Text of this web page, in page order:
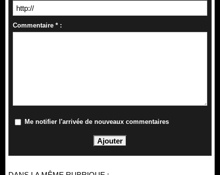
Commentaire * :
Me notifier l'arrivée de nouveaux commentaires